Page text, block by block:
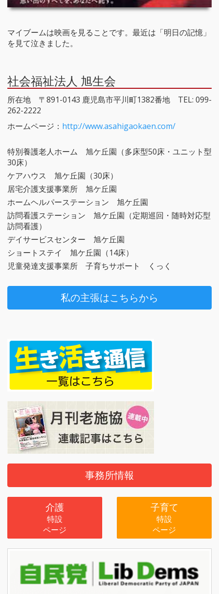
マイブームは映画を見ることです。最近は「明日の記憶」
を見て泣きました。
社会福祉法人 旭生会
所在地 〒891-0143 鹿児島市平川町1382番地 TEL: 099-
262-2222
ホームページ： http://www.asahigaokaen.com/
特別養護老人ホーム 旭ケ丘園（多床型50床・ユニット型
30床）
ケアハウス 旭ケ丘園（30床）
居宅介護支援事業所 旭ケ丘園
ホームヘルパーステーション 旭ケ丘園
訪問看護ステーション 旭ケ丘園（定期巡回・随時対応型
訪問看護）
デイサービスセンター 旭ケ丘園
ショートステイ 旭ケ丘園（14床）
児童発達支援事業所 子育ちサポート くっく
私の主張はこちらから
事務所情報
介護
特設
ページ
子育て
特設
ページ